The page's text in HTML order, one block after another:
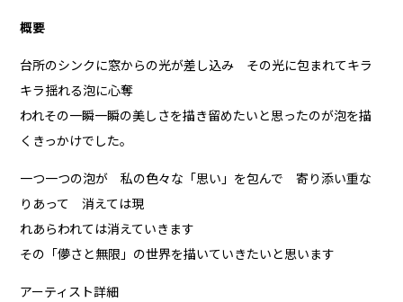
概要
台所のシンクに窓からの光が差し込み その光に包まれてキラ
キラ揺れる泡に心奪
われその一瞬一瞬の美しさを描き留めたいと思ったのが泡を描
くきっかけでした。
一つ一つの泡が 私の色々な「思い」を包んで 寄り添い重な
りあって 消えては現
れあらわれては消えていきます
その「儚さと無限」の世界を描いていきたいと思います
アーティスト詳細